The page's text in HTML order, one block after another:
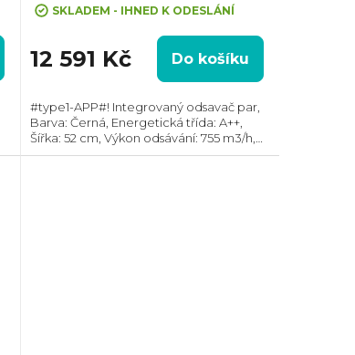
SKLADEM - IHNED K ODESLÁNÍ
12 591 Kč Do košíku
#type1-APP#! Integrovaný odsavač par,
Barva: Černá, Energetická třída: A++,
Šířka: 52 cm, Výkon odsávání: 755 m3/h,
Průměr odtahu: 150 mm, Směr odtahu: